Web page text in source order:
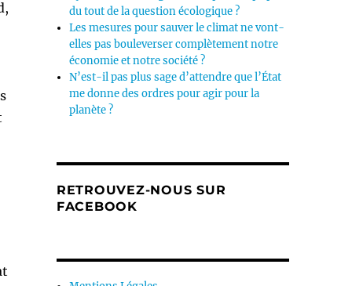
du tout de la question écologique ?
Les mesures pour sauver le climat ne vont-
elles pas bouleverser complètement notre
économie et notre société ?
N’est-il pas plus sage d’attendre que l’État
me donne des ordres pour agir pour la
planète ?
RETROUVEZ-NOUS SUR
FACEBOOK